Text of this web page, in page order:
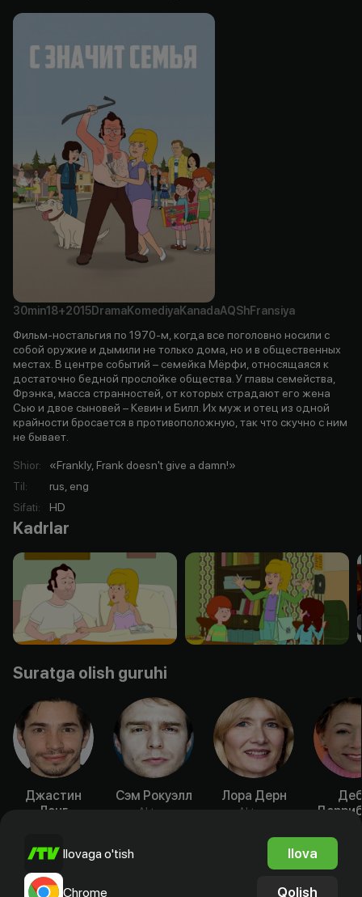
30min18+2015DramaKomediyaKanadaAQShFransiya
Фильм-ностальгия по 1970-м, когда все поголовно носили с
собой оружие и дымили не только дома, но и в общественных
местах. В центре событий – семейка Мёрфи, относящаяся к
достаточно бедной прослойке общества. У главы семейства,
Фрэнка, масса странностей, от которых страдают его жена
Сью и двое сыновей – Кевин и Билл. Их муж и отец из одной
крайности бросается в противоположную, так что скучно с ним
не бывает.
Shior:
«Frankly, Frank doesn't give a damn!»
Til:
rus, eng
Sifati: HD
Kadrlar
Suratga olish guruhi
Джастин
Лонг
Сэм Рокуэлл
Aktyor
Лора Дерн
Aktyor
Ilovaga o'tish Ilova
Chrome Qolish